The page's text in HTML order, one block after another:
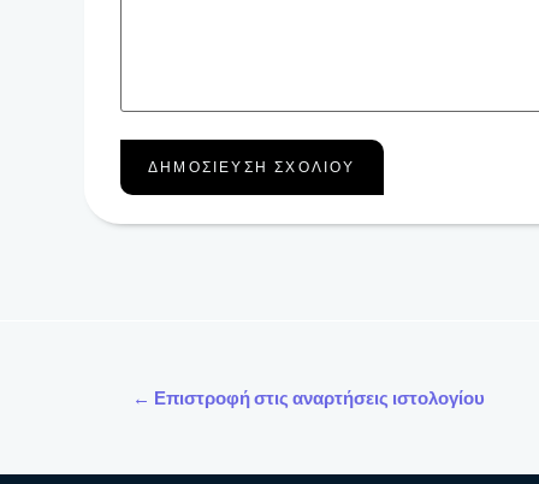
← Επιστροφή στις αναρτήσεις ιστολογίου